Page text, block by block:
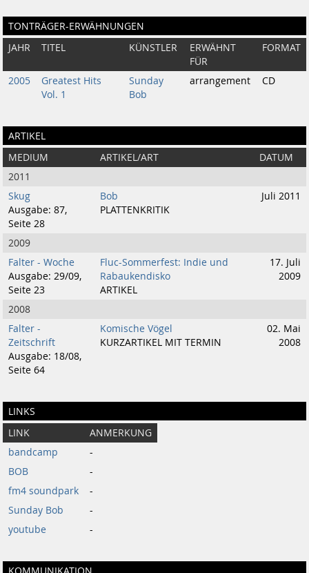
TONTRÄGER-ERWÄHNUNGEN
JAHR TITEL KÜNSTLER
ERWÄHNT
FÜR
FORMAT
2005
Greatest Hits
Vol. 1
Sunday
Bob
arrangement CD
ARTIKEL
MEDIUM ARTIKEL/ART
DATUM
2011
Skug
Ausgabe: 87,
Seite 28
Bob
PLATTENKRITIK
Juli 2011
2009
Falter - Woche
Ausgabe: 29/09,
Seite 23
Fluc-Sommerfest: Indie und
Rabaukendisko
ARTIKEL
17. Juli
2009
2008
Falter -
Zeitschrift
Ausgabe: 18/08,
Seite 64
Komische Vögel
KURZARTIKEL MIT TERMIN
02. Mai
2008
LINKS
LINK
ANMERKUNG
bandcamp
-
BOB
-
fm4 soundpark
-
Sunday Bob
-
youtube
-